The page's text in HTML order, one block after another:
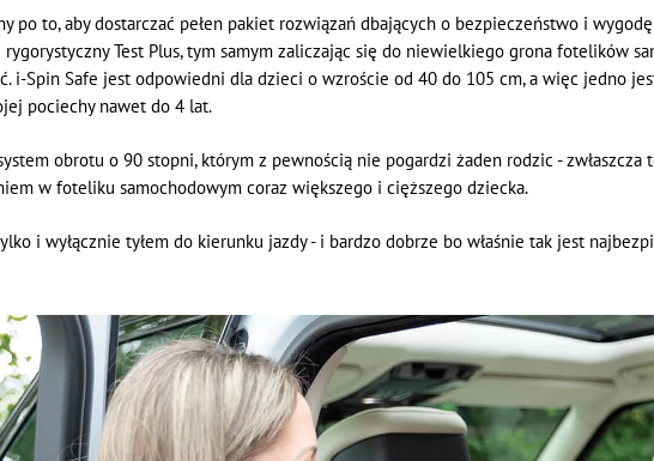
po to, aby dostarczać pełen pakiet rozwiązań dbających o bezpieczeństwo i
rygorystyczny Test Plus, tym samym zaliczając się do niewielkiego grona fotelików
i-Spin Safe jest odpowiedni dla dzieci o wzroście od 40 do 105 cm, a więc jedno
pociechy nawet do 4 lat.
obrotu o 90 stopni, którym z pewnością nie pogardzi żaden rodzic -
w foteliku samochodowym coraz większego i cięższego dziecka.
i wyłącznie tyłem do kierunku jazdy - i bardzo dobrze bo właśnie tak jest